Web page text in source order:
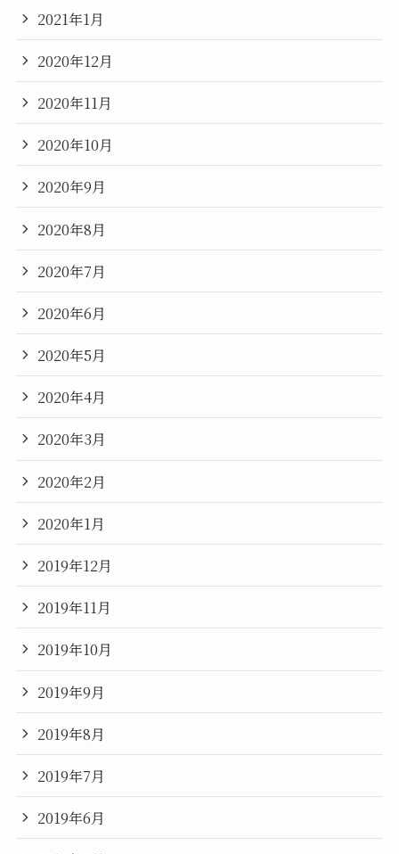
2021年1月
2020年12月
2020年11月
2020年10月
2020年9月
2020年8月
2020年7月
2020年6月
2020年5月
2020年4月
2020年3月
2020年2月
2020年1月
2019年12月
2019年11月
2019年10月
2019年9月
2019年8月
2019年7月
2019年6月